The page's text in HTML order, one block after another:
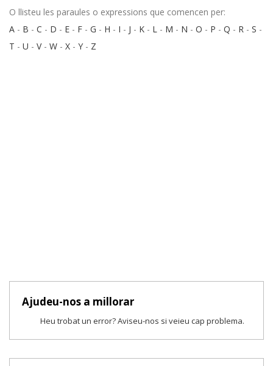
O llisteu les paraules o expressions que comencen per:
A - B - C - D - E - F - G - H - I - J - K - L - M - N - O - P - Q - R - S -
T - U - V- W - X - Y - Z
Ajudeu-nos a millorar
Heu trobat un error? Aviseu-nos si veieu cap problema.